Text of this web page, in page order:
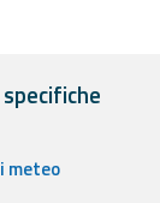
meteo